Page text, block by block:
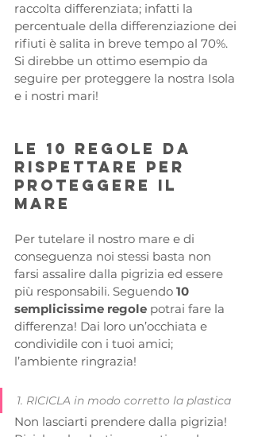
raccolta differenziata; infatti la
percentuale della differenziazione dei
rifiuti è salita in breve tempo al 70%.
Si direbbe un ottimo esempio da
seguire per proteggere la nostra Isola
e i nostri mari!
Le 10 regole da
rispettare per
proteggere il
mare
Per tutelare il nostro mare e di
conseguenza noi stessi basta non
farsi assalire dalla pigrizia ed essere
più responsabili. Seguendo 10
semplicissime regole potrai fare la
differenza! Dai loro un’occhiata e
condividile con i tuoi amici;
l’ambiente ringrazia!
1. RICICLA in modo corretto la plastica
Non lasciarti prendere dalla pigrizia!